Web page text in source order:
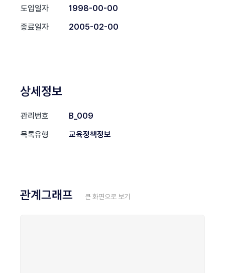
도입일자
1998-00-00
종료일자
2005-02-00
상세정보
관리번호
B_009
목록유형
교육정책정보
관계그래프 큰 화면으로 보기